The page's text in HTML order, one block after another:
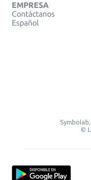
EMPRESA
Contáctanos
Español
©